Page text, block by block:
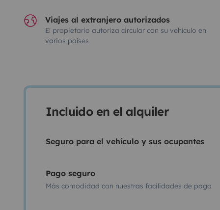
Viajes al extranjero autorizados
El propietario autoriza circular con su vehículo en
varios países
Incluido en el alquiler
Seguro para el vehículo y sus ocupantes
Pago seguro
Más comodidad con nuestras facilidades de pago